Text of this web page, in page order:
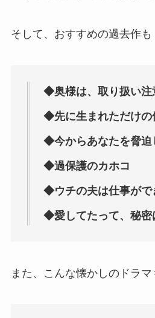
そして、おすすめの過去作も
◆奥様は、取り扱い注
◆先に生まれただけの
◆今からあなたを脅迫
◆過保護のカホコ
◆ウチの夫は仕事がで
◆愛してたって、秘密
また、こんな懐かしのドラマ